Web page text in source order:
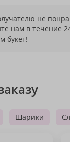
не
нам в течение
букет!
Шарики